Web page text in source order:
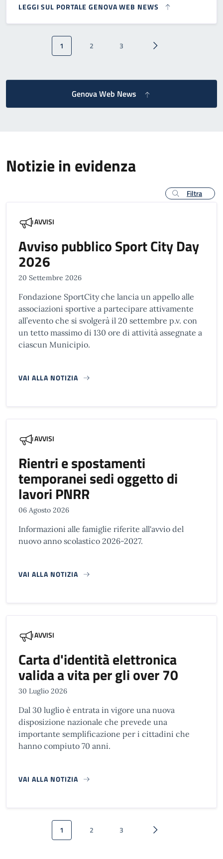
LEGGI SUL PORTALE GENOVA WEB NEWS
Paginazione
Pagina attuale
1 Pagina
2 Pagina
3 Pagina successiva
Genova Web News
Notizie in evidenza
Filtra
AVVISI
Avviso pubblico Sport City Day
2026
20 Settembre 2026
Fondazione SportCity che lancia un appello alle
associazioni sportive a partecipare attivamente
all’evento che si svolgerà il 20 settembre p.v. con
un tetto massimo di 130 ore di attività assegnate a
ciascun Municipio.
VAI ALLA NOTIZIA
AVVISI
Rientri e spostamenti
temporanei sedi oggetto di
lavori PNRR
06 Agosto 2026
Informazioni alle famiglie riferite all'avvio del
nuovo anno scolastico 2026-2027.
VAI ALLA NOTIZIA
AVVISI
Carta d'identità elettronica
valida a vita per gli over 70
30 Luglio 2026
Dal 30 luglio è entrata in vigore una nuova
disposizione nazionale che prevede una
importante semplificazione per i cittadini che
hanno compiuto 70 anni.
VAI ALLA NOTIZIA
Paginazione
Pagina attuale
1 Pagina
2 Pagina
3 Pagina successiva